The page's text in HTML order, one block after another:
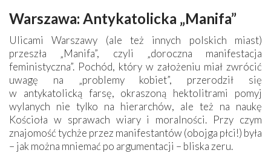
Warszawa: Antykatolicka „Manifa”
Ulicami Warszawy (ale też innych polskich miast)
przeszła „Manifa”, czyli „doroczna manifestacja
feministyczna”. Pochód, który w założeniu miał zwrócić
uwagę na „problemy kobiet”, przerodził się
w antykatolicką farsę, okraszoną hektolitrami pomyj
wylanych nie tylko na hierarchów, ale też na naukę
Kościoła w sprawach wiary i moralności. Przy czym
znajomość tychże przez manifestantów (obojga płci!) była
– jak można mniemać po argumentacji – bliska zeru.